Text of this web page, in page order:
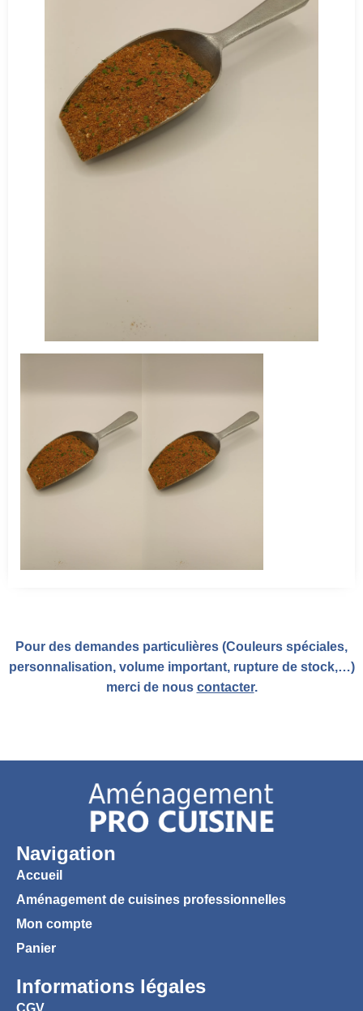
Pour des demandes particulières (Couleurs spéciales,
personnalisation, volume important, rupture de stock,…)
merci de nous contacter.
Navigation
Accueil
Aménagement de cuisines professionnelles
Mon compte
Panier
Informations légales